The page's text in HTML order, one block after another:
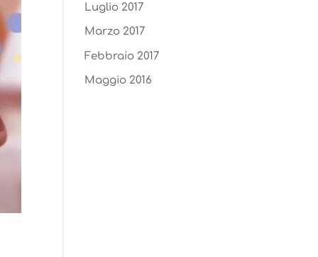
Luglio 2017
Marzo 2017
Febbraio 2017
Maggio 2016